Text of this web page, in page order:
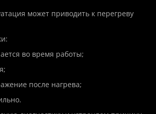
может приводить к перегреву
во время работы;
после нагрева;